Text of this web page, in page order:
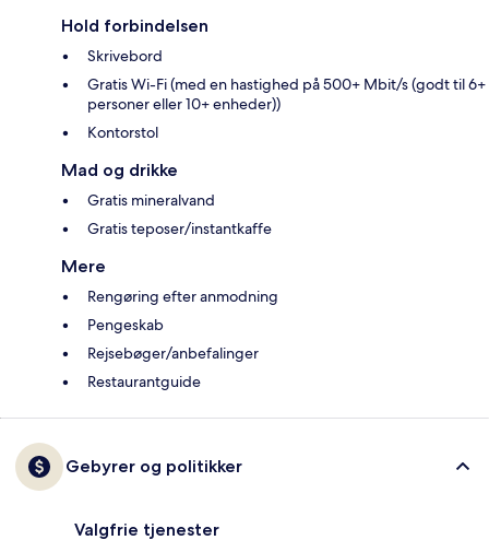
Hold forbindelsen
Skrivebord
Gratis Wi-Fi (med en hastighed på 500+ Mbit/s (godt til 6+
personer eller 10+ enheder))
Kontorstol
Mad og drikke
Gratis mineralvand
Gratis teposer/instantkaffe
Mere
Rengøring efter anmodning
Pengeskab
Rejsebøger/anbefalinger
Restaurantguide
Gebyrer og politikker
Valgfrie tjenester